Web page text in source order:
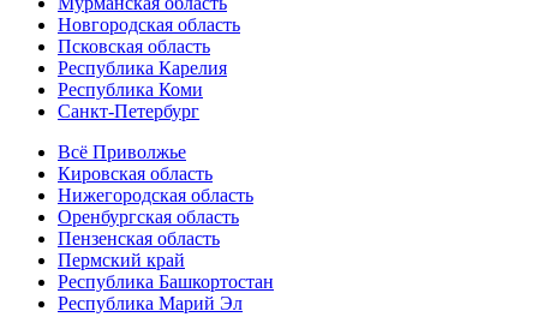
Новгородская область
Псковская область
Республика Карелия
Республика Коми
Санкт-Петербург
Всё Приволжье
Кировская область
Нижегородская область
Оренбургская область
Пензенская область
Пермский край
Республика Башкортостан
Республика Марий Эл